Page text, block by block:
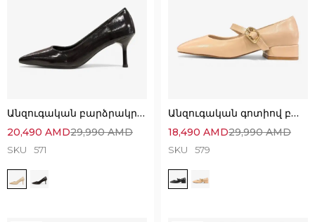
Անզուգական բարձրակրունկ կոշիկներ՝ հարմարավետ և նուրբ
29,990AMD
20,490 AMD
SKU 571
Անզուգական գոտիով բալետկաներ՝ նուրբ և էլեգանտ
29,990AMD
18,490 AMD
SKU 579